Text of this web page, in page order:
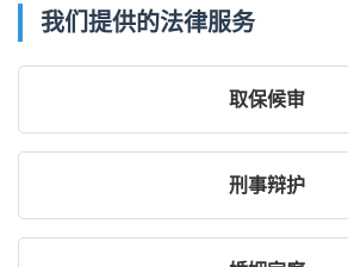
我们提供的法律服务
取保候审
刑事辩护